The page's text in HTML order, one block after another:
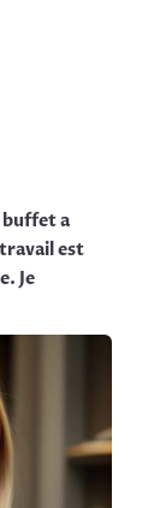
buffet a
est
Je